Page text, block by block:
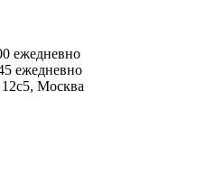
ежедневно
ежедневно
Москва